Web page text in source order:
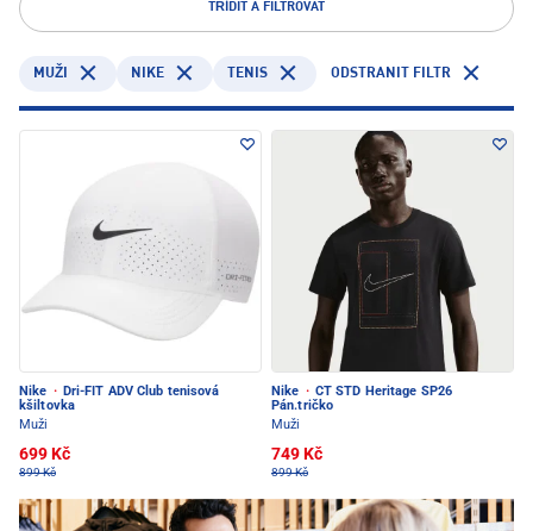
TŘÍDIT A FILTROVAT
MUŽI NIKE TENIS ODSTRANIT FILTR
Nike · Dri-FIT ADV Club tenisová
kšiltovka
Muži
699 Kč
899 Kč
Nike · CT STD Heritage SP26
Pán.tričko
Muži
749 Kč
899 Kč